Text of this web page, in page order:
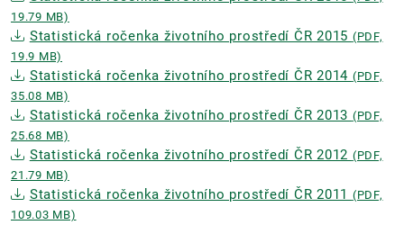
19.79 MB)
Statistická ročenka životního prostředí ČR 2015 (PDF,
19.9 MB)
Statistická ročenka životního prostředí ČR 2014 (PDF,
35.08 MB)
Statistická ročenka životního prostředí ČR 2013 (PDF,
25.68 MB)
Statistická ročenka životního prostředí ČR 2012 (PDF,
21.79 MB)
Statistická ročenka životního prostředí ČR 2011 (PDF,
109.03 MB)